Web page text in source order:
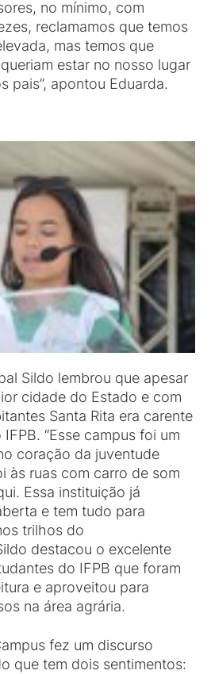
no mínimo, com
reclamamos que temos
mas temos que
estar no nosso lugar
pais”, apontou Eduarda.
Sildo lembrou que apesar
cidade do Estado e com
Santa Rita era carente
“Esse campus foi um
coração da juventude
às ruas com carro de som
Essa instituição já
e tem tudo para
trilhos do
destacou o excelente
do IFPB que foram
e aproveitou para
na área agrária.
fez um discurso
que tem dois sentimentos: